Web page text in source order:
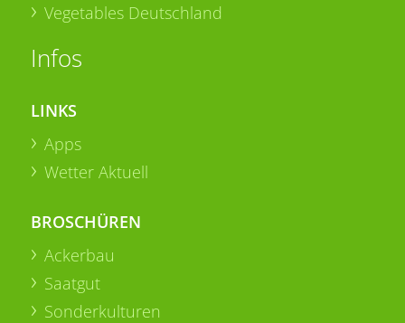
Vegetables Deutschland
Infos
LINKS
Apps
Wetter Aktuell
BROSCHÜREN
Ackerbau
Saatgut
Sonderkulturen